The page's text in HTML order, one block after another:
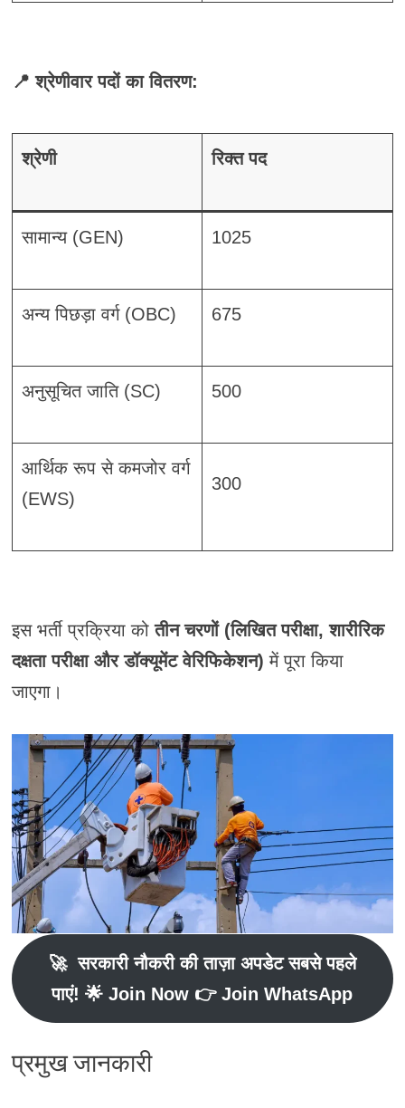
📍 श्रेणीवार पदों का वितरण:
श्रेणी रिक्त पद
सामान्य (GEN) 1025
अन्य पिछड़ा वर्ग (OBC) 675
अनुसूचित जाति (SC) 500
आर्थिक रूप से कमजोर वर्ग
(EWS)
300
इस भर्ती प्रक्रिया कोतीन चरणों (लिखित परीक्षा, शारीरिक
दक्षता परीक्षा और डॉक्यूमेंट वेरिफिकेशन) में पूरा किया
जाएगा।
🚀सरकारी नौकरी की ताज़ा अपडेट सबसे पहले
पाएं! 🌟 Join Now 👉 Join WhatsApp
प्रमुख जानकारी